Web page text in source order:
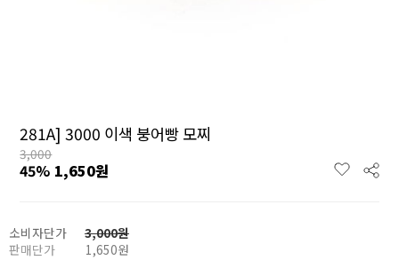
281A] 3000 이색 붕어빵 모찌
3,000
45% 1,650원
소비자단가 3,000원
판매단가
1,650원